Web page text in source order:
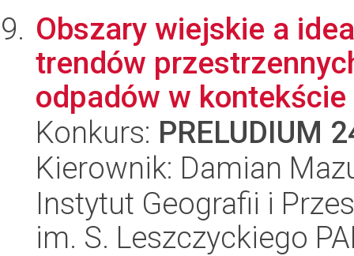
Obszary wiejskie a
trendów
odpadów w
Konkurs: PRELUDIUM
Kierownik: Damian
Instytut Geografii i
im. S. Leszczyckiego